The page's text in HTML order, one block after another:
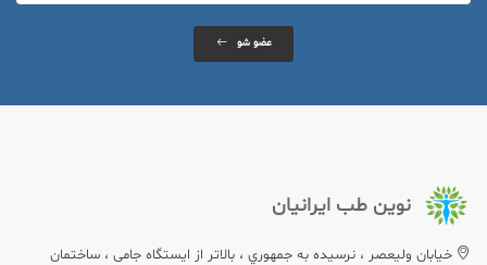
عضو شو
نوین طب ایرانیان
خيابان وليعصر ، نرسيده به جمهوري ، بالاتر از ایستگاه جامی ، ساختمان